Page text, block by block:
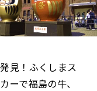
見！ふくしまス
ーで福島の牛、